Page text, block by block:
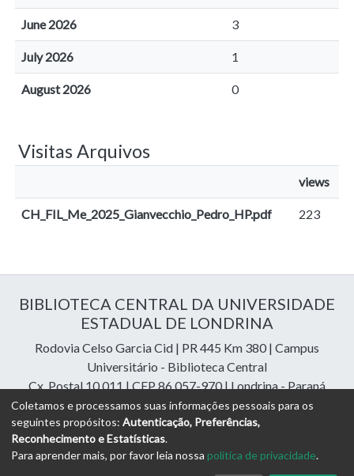
June 2026 3
July 2026 1
August 2026 0
Visitas Arquivos
views
CH_FIL_Me_2025_Gianvecchio_Pedro_HP.pdf 223
BIBLIOTECA CENTRAL DA UNIVERSIDADE
ESTADUAL DE LONDRINA
Rodovia Celso Garcia Cid | PR 445 Km 380 | Campus
Universitário - Biblioteca Central
Cx. Postal 10.011 | CEP 86.057-970 | Londrina - Paraná
Contatos: e-mail:riuel@uel.br| fone: 43 3371-4409
DSpace Cloud Softwarecopyright © 2023-2026
Libraries Assessoria e Consultoria
Coletamos e processamos suas informações pessoais para os
seguintes propósitos: Autenticação, Preferências,
Reconhecimento e Estatísticas.
Para aprender mais, por favor leia nossa política de privacidade.